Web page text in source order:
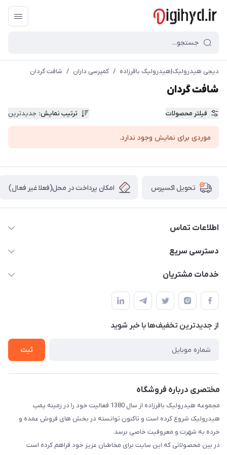
دیجی هیدرولیک|هیدرولیک باقرزاده / کمپرسی داران / شافت گردان
شافت گردان
فیلتر محصولات ترتیب نمایش: جدیدترین
موردی برای نمایش وجود ندارد.
تحویل اکسپرس امکان پرداخت در محل(فعلا غیر فعال)
اطلاعات تماس
04432336021
دسترسی سریع
حساب کاربری
لیست محصولات
درباره ما
خدمات مشتریان
قوانین و مقررات
حریم خصوصی
راهنما
از جدید‌ترین تخفیف‌ها با‌ خبر شوید
ثبت
مختصری درباره فروشگاه
مجموعه هیدرولیک باقرزاده از سال 1380 فعالیت خود را در زمینه پمپ
هیدرولیک شروع کرده است و تاکنون توانسته در بخش های فروش عمده و
خرده به شهرت و معروفیت خاصی برسد.
در بین محصولاتی که این سایت برای مخاطبان عزیز خود فراهم کرده است